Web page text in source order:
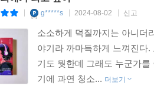
g*****s 2024-08-02 신고
소소하게 덕질까지는 아니더
야기라 까마득하게 느껴진다
기도 뭣한데 그래도 누군가
기에 과연 청소... 더보기